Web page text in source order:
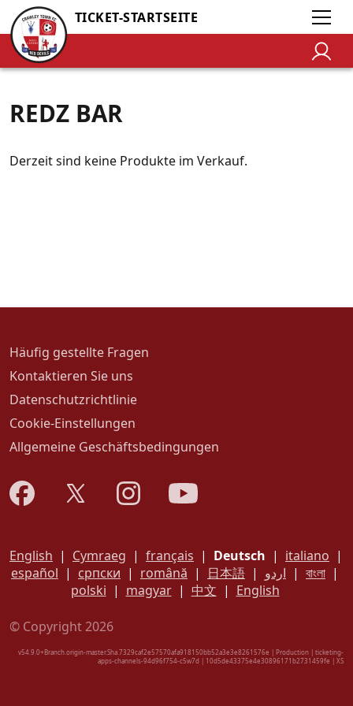
TICKET-STARTSEITE
REDZ BAR
Derzeit sind keine Produkte im Verkauf.
Häufig gestellte Fragen
Kontaktieren Sie uns
Datenschutzrichtlinie
Cookie-Einstellungen
Allgemeine Geschäftsbedingungen
English | Cymraeg | français | Deutsch | italiano |
español | српски | română | 日本語 | اردو | বাংলা |
polski | magyar| 中文 | English
© Copyright 2026
v54.9.0+Branch.origin-master.Sha.7329caf2e57570afa918150bb52a3e3e8261576e | Production | ticketing-
apps-channels-94d96f754-c5w7d | 10d5de43375e4e30896171b2731459fe | XS